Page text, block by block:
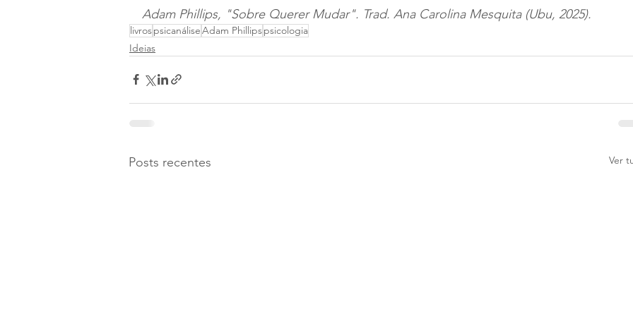
Adam Phillips, "Sobre Querer Mudar". Trad. Ana Carolina Mesquita (Ubu, 2025).
livrospsicanáliseAdam Phillipspsicologia
Ideias
Posts recentes Ver